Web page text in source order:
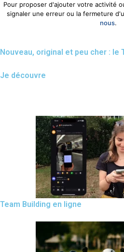
Pour proposer d'ajouter votre activité
signaler une erreur ou la fermeture
nous.
Nouveau, original et peu cher : le
Je découvre
Team Building en ligne